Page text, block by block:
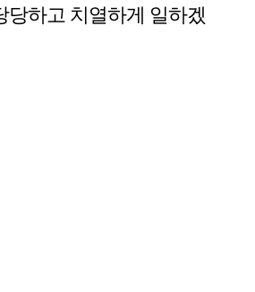
당하고 치열하게 일하겠